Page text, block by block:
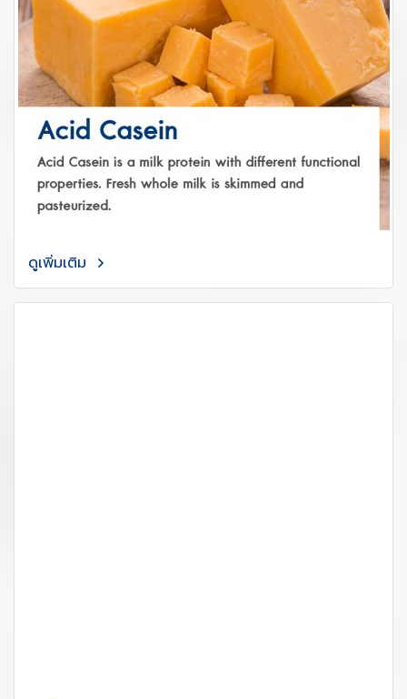
ดูเพิ่มเติม